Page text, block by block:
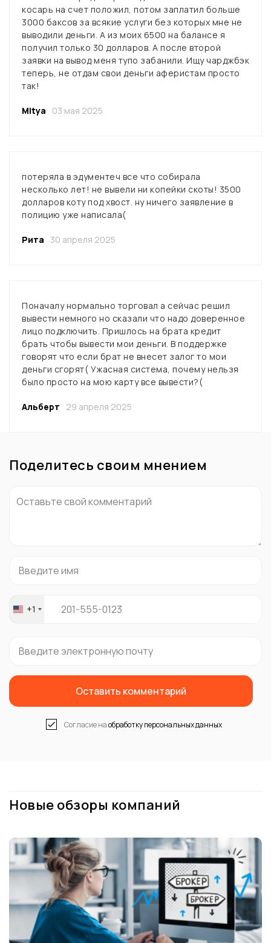
косарь на счет положил, потом заплатил больше
3000 баксов за всякие услуги без которых мне не
выводили деньги. А из моих 6500 на балансе я
получил только 30 долларов. А после второй
заявки на вывод меня тупо забанили. Ищу чарджбэк
теперь, не отдам свои деньги аферистам просто
так!
Mitya 03 мая 2025
потеряла в эдументеч все что собирала
несколько лет! не вывели ни копейки скоты! 3500
долларов коту под хвост. ну ничего заявление в
полицию уже написала(
Рита 30 апреля 2025
Поначалу нормально торговал а сейчас решил
вывести немного но сказали что надо доверенное
лицо подключить. Пришлось на брата кредит
брать чтобы вывести мои деньги. В поддержке
говорят что если брат не внесет залог то мои
деньги сгорят( Ужасная система, почему нельзя
было просто на мою карту все вывести?(
Альберт 29 апреля 2025
Поделитесь своим мнением
United
+1
Оставить комментарий
Согласие наобработку персональных данных
Новые обзоры компаний